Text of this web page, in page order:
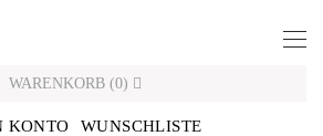
WARENKORB (0)
KONTO WUNSCHLISTE